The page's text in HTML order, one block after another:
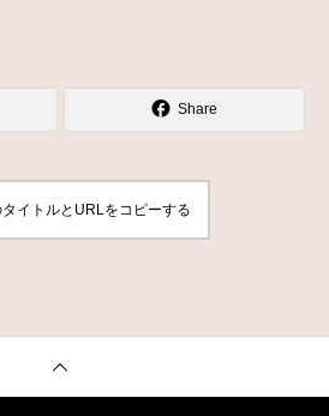
Share
イトルとURLをコピーする